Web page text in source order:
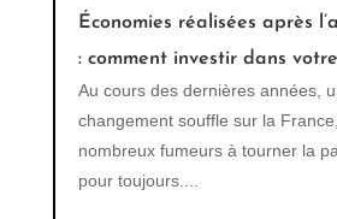
Économies réalisées après
: comment investir dans
Au cours des dernières années,
changement souffle sur la
nombreux fumeurs à tourner la
pour toujours....